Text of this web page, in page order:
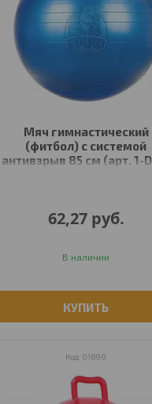
Мяч гимнастический
(фитбол) с системой
антивзрыв 85 см (арт. 1-
62,27 руб.
В наличии
КУПИТЬ
01890